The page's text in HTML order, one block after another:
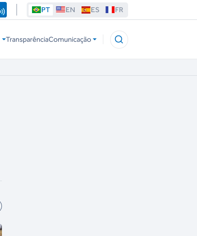
PT EN ES FR
TransparênciaComunicação